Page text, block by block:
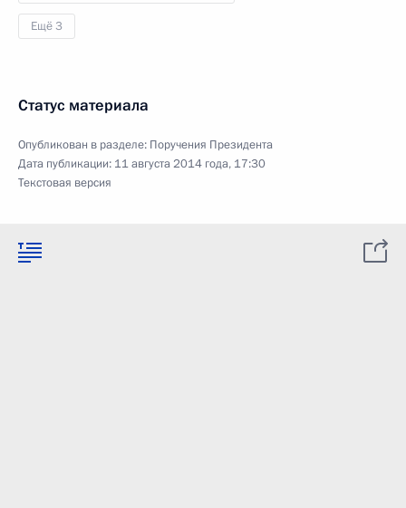
Ещё 3
Статус материала
Опубликован в разделе: Поручения Президента
Дата публикации: 11 августа 2014 года, 17:30
Текстовая версия